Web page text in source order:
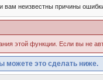
неизвестны причины
этой функции. Если вы не
можете это сделать ниже.